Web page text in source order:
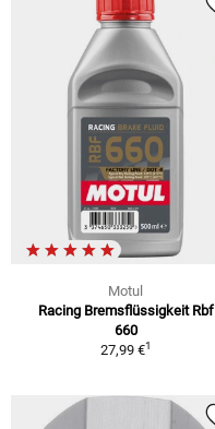
Motul
Racing Bremsflüssigkeit Rbf
660
27,99 €1